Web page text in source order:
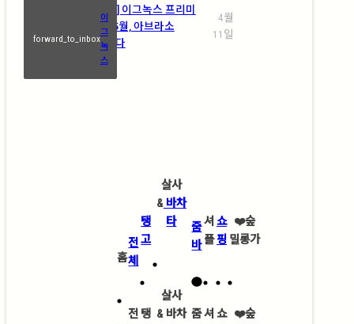
[2026. 05월 강습] 이그녹스 프리미
엄 탱고 클래스: 5월, 아브라소
(Abrazo)에 물들다
4월
11일
forward_to_inbox
이
그
녹
스
홈
전
체
전
탱
고
탱
살사
&바차
타
살사
&바차
줌
바
줌
셔
플
셔
쇼
핑
쇼
❤️숲
밀롱가
❤️숲